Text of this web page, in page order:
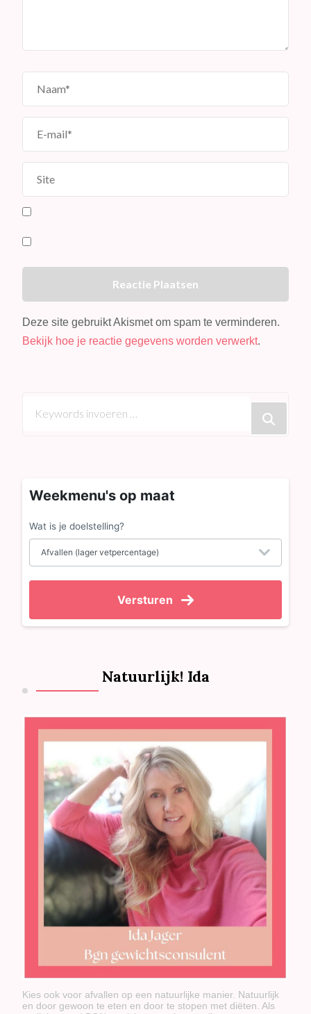
Deze site gebruikt Akismet om spam te verminderen.
Bekijk hoe je reactie gegevens worden verwerkt.
zoek
Weekmenu's op maat
Wat is je doelstelling?
Versturen
Natuurlijk! Ida
Kies ook voor afvallen op een natuurlijke manier. Natuurlijk
en door gewoon te eten en door te stopen met diëten. Als